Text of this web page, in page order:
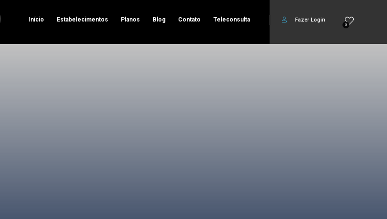
0
Fazer Login
Início Estabelecimentos Planos Blog Contato Teleconsulta